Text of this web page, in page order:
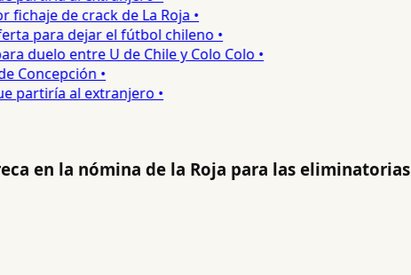
de crack de La Roja •
para dejar el fútbol chileno •
entre U de Chile y Colo Colo •
•
al extranjero •
en la nómina de la Roja para las eliminatorias